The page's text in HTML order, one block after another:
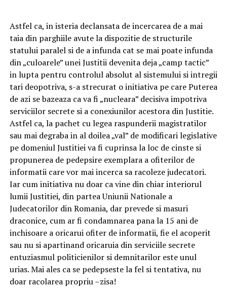
Astfel ca, in isteria declansata de incercarea de a mai
taia din parghiile avute la dispozitie de structurile
statului paralel si de a infunda cat se mai poate infunda
din „culoarele” unei Justitii devenita deja „camp tactic”
in lupta pentru controlul absolut al sistemului si intregii
tari deopotriva, s-a strecurat o initiativa pe care Puterea
de azi se bazeaza ca va fi „nucleara” decisiva impotriva
serviciilor secrete si a conexiunilor acestora din Justitie.
Astfel ca, la pachet cu legea raspunderii magistratilor
sau mai degraba in al doilea „val” de modificari legislative
pe domeniul Justitiei va fi cuprinsa la loc de cinste si
propunerea de pedepsire exemplara a ofiterilor de
informatii care vor mai incerca sa racoleze judecatori.
Iar cum initiativa nu doar ca vine din chiar interiorul
lumii Justitiei, din partea Uniunii Nationale a
Judecatorilor din Romania, dar prevede si masuri
draconice, cum ar fi condamnarea pana la 15 ani de
inchisoare a oricarui ofiter de informatii, fie el acoperit
sau nu si apartinand oricaruia din serviciile secrete
entuziasmul politicienilor si demnitarilor este unul
urias. Mai ales ca se pedepseste la fel si tentativa, nu
doar racolarea propriu –zisa!